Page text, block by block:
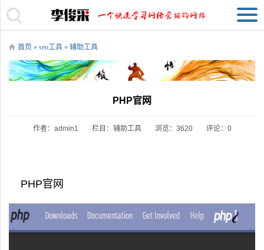
首页 » seo工具 » 辅助工具
PHP官网
作者：admin1 栏目： 辅助工具 浏览：3620 评论：0
PHP官网